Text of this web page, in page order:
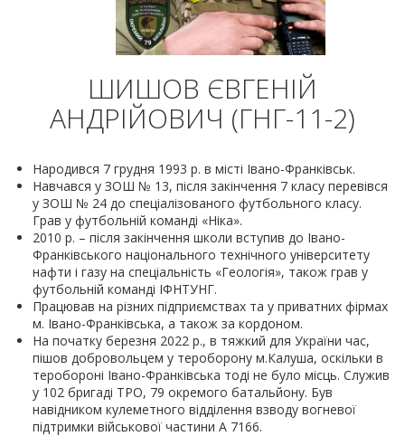
ШИШОВ ЄВГЕНІЙ
АНДРІЙОВИЧ (ГНГ-11-2)
Народився 7 грудня 1993 р. в місті Івано-Франківськ.
Навчався у ЗОШ № 13, після закінчення 7 класу перевівся
у ЗОШ № 24 до спеціалізованого футбольного класу.
Грав у футбольній команді «Ніка».
2010 р. – після закінчення школи вступив до Івано-
Франківського національного технічного університету
нафти і газу на спеціальність «Геологія», також грав у
футбольній команді ІФНТУНГ.
Працював на різних підприємствах та у приватних фірмах
м. Івано-Франківська, а також за кордоном.
На початку березня 2022 р., в тяжкий для України час,
пішов добровольцем у тероборону м.Калуша, оскільки в
теробороні Івано-Франківська тоді не було місць. Служив
у 102 бригаді ТРО, 79 окремого батальйону. Був
навідником кулеметного відділення взводу вогневої
підтримки військової частини А 7166.